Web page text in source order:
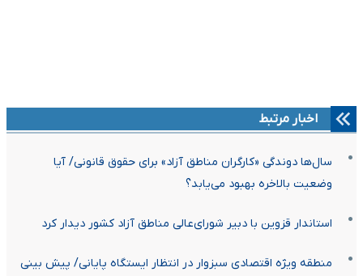
اخبار مرتبط
سال‌ها دوندگی «کارگران مناطق آزاد» برای حقوق قانونی/ آیا
وضعیت بالاخره بهبود می‌یابد؟
استاندار قزوین با دبیر شورای‌عالی مناطق آزاد کشور دیدار کرد
منطقه ویژه اقتصادی سبزوار در انتظار ایستگاه پایانی/ پیش بینی